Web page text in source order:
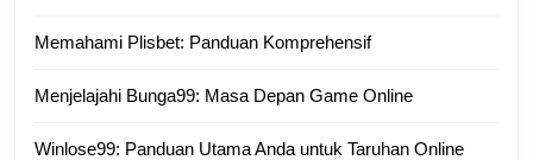
Memahami Plisbet: Panduan Komprehensif
Menjelajahi Bunga99: Masa Depan Game Online
Winlose99: Panduan Utama Anda untuk Taruhan Online